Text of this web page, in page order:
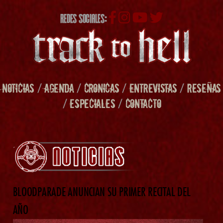
REDES SOCIALES:
NOTICIAS /AGENDA/ CRONICAS/ENTREVISTAS/RESEÑAS
/ESPECIALES/ CONTACTO
BLOODPARADE ANUNCIAN SU PRIMER RECITAL DEL
AÑO